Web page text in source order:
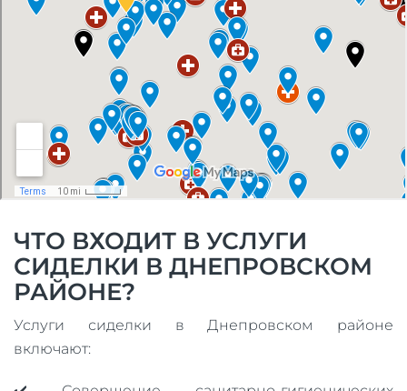
ЧТО ВХОДИТ В УСЛУГИ
СИДЕЛКИ В ДНЕПРОВСКОМ
РАЙОНЕ?
Услуги сиделки в Днепровском районе
включают: